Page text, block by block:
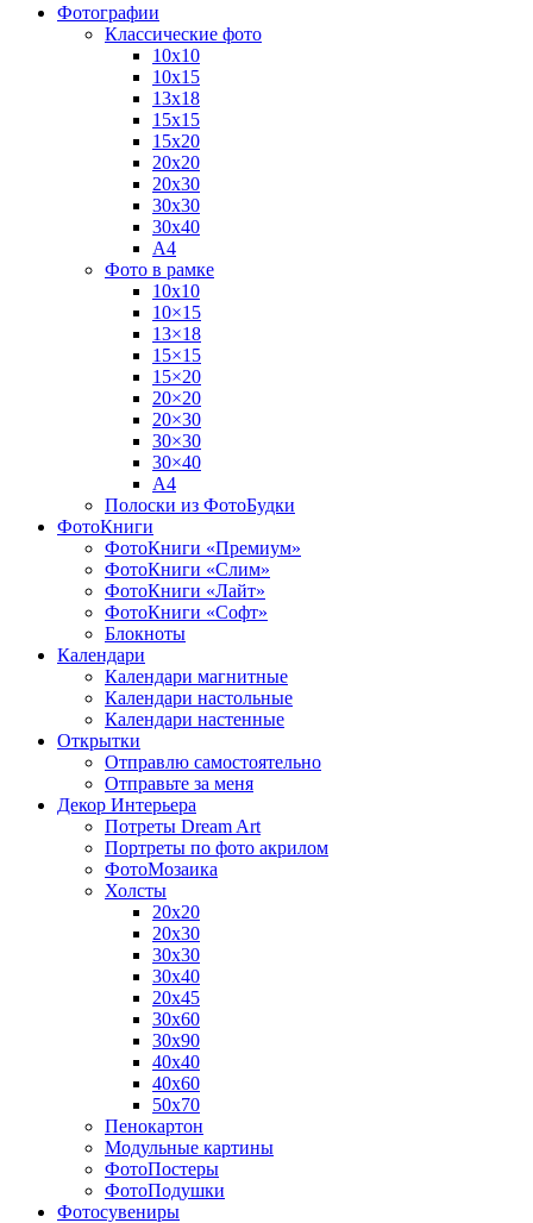
Фотографии
Классические фото
10х10
10х15
13х18
15х15
15х20
20х20
20х30
30х30
30х40
А4
Фото в рамке
10х10
10×15
13×18
15×15
15×20
20×20
20×30
30×30
30×40
A4
Полоски из ФотоБудки
ФотоКниги
ФотоКниги «Премиум»
ФотоКниги «Слим»
ФотоКниги «Лайт»
ФотоКниги «Софт»
Блокноты
Календари
Календари магнитные
Календари настольные
Календари настенные
Открытки
Отправлю самостоятельно
Отправьте за меня
Декор Интерьера
Потреты Dream Art
Портреты по фото акрилом
ФотоМозаика
Холсты
20х20
20х30
30х30
30х40
20х45
30х60
30х90
40х40
40х60
50х70
Пенокартон
Модульные картины
ФотоПостеры
ФотоПодушки
Фотоcувениры